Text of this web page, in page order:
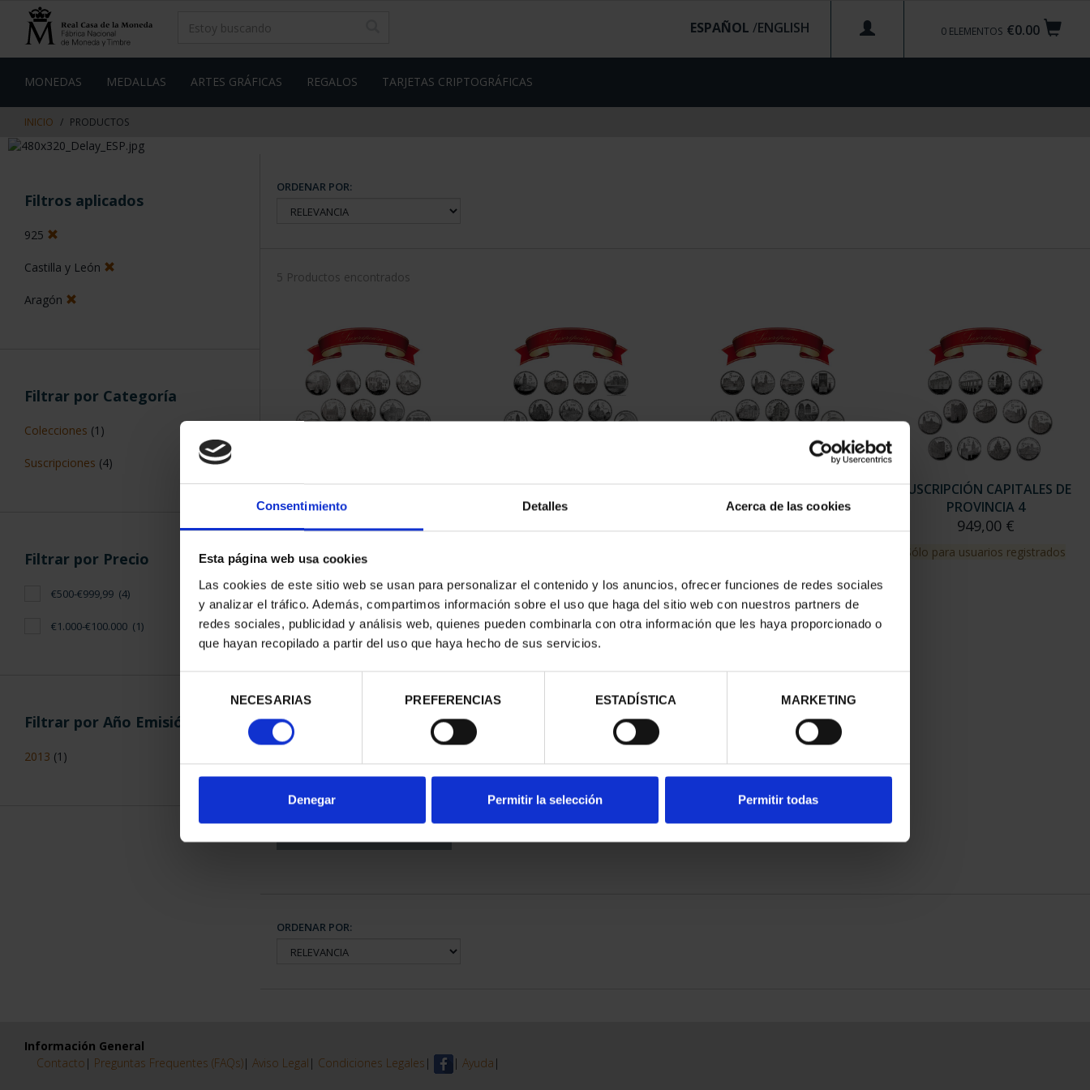
Consentimiento Detalles Acerca de las cookies
Esta página web usa cookies
Las cookies de este sitio web se usan para personalizar el contenido y los anuncios, ofrecer funciones de redes sociales
y analizar el tráfico. Además, compartimos información sobre el uso que haga del sitio web con nuestros partners de
redes sociales, publicidad y análisis web, quienes pueden combinarla con otra información que les haya proporcionado o
que hayan recopilado a partir del uso que haya hecho de sus servicios.
consentimiento
NECESARIAS PREFERENCIAS ESTADÍSTICA MARKETING
Denegar Permitir la selección Permitir todas
contenido
de
€0.00
0 ELEMENTOS
ESPAÑOL /
MONEDAS MEDALLAS ARTES GRÁFICAS REGALOS TARJETAS CRIPTOGRÁFICAS
INICIO PRODUCTOS
Filtros aplicados
925
Castilla y León
Aragón
Filtrar por Categoría
Colecciones (1)
Suscripciones (4)
Filtrar por Precio
€500-€999,99 (4)
€1.000-€100.000 (1)
Filtrar por Año Emisión
2013 (1)
ORDENAR POR:
5 Productos encontrados
SUSCRIPCIÓN CAPITALES DE
PROVINCIA 1
949,00 €
Sólo para usuarios registrados
SUSCRIPCIÓN CAPITALES DE
PROVINCIA 2
949,00 €
SUSCRIPCIÓN CAPITALES DE
PROVINCIA 3
949,00 €
SUSCRIPCIÓN CAPITALES DE
PROVINCIA 4
949,00 €
Sólo para usuarios registrados
COLECCION COMPLET...
3.796,00 €
ORDENAR POR:
Información General
Contacto | Preguntas Frequentes (FAQs)| Aviso Legal | Condiciones Legales | | Ayuda |